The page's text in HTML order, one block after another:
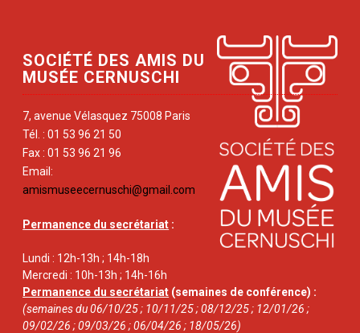
SOCIÉTÉ DES AMIS DU
MUSÉE CERNUSCHI
7, avenue Vélasquez 75008 Paris
Tél. : 01 53 96 21 50
Fax : 01 53 96 21 96
Email:
amismuseecernuschi@gmail.com
Permanence du secrétariat :
Lundi : 12h-13h ; 14h-18h
Mercredi : 10h-13h ; 14h-16h
Permanence du secrétariat (semaines de conférence) :
(semaines du 06/10/25 ; 10/11/25 ; 08/12/25 ; 12/01/26 ;
09/02/26 ; 09/03/26 ; 06/04/26 ; 18/05/26)